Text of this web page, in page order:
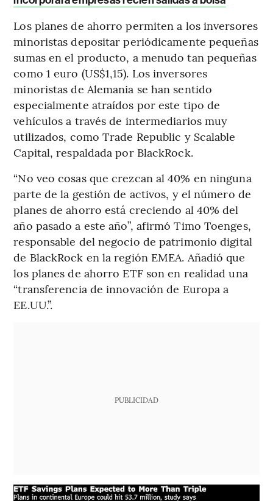
Los planes de ahorro permiten a los inversores
minoristas depositar periódicamente pequeñas
sumas en el producto, a menudo tan pequeñas
como 1 euro (US$1,15). Los inversores
minoristas de Alemania se han sentido
especialmente atraídos por este tipo de
vehículos a través de intermediarios muy
utilizados, como Trade Republic y Scalable
Capital, respaldada por BlackRock.
“No veo cosas que crezcan al 40% en ninguna
parte de la gestión de activos, y el número de
planes de ahorro está creciendo al 40% del
año pasado a este año”, afirmó Timo Toenges,
responsable del negocio de patrimonio digital
de BlackRock en la región EMEA. Añadió que
los planes de ahorro ETF son en realidad una
“transferencia de innovación de Europa a
EE.UU.”.
PUBLICIDAD